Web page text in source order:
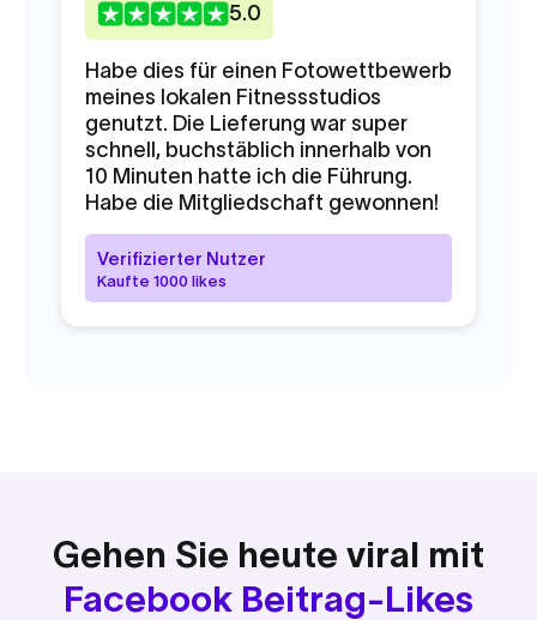
5.0
Habe dies für einen Fotowettbewerb
meines lokalen Fitnessstudios
genutzt. Die Lieferung war super
schnell, buchstäblich innerhalb von
10 Minuten hatte ich die Führung.
Habe die Mitgliedschaft gewonnen!
Verifizierter Nutzer
Kaufte 1000 likes
Gehen Sie heute viral mit
Facebook Beitrag-Likes